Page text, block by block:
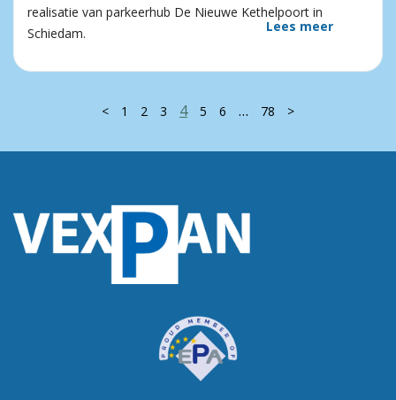
realisatie van parkeerhub De Nieuwe Kethelpoort in
Schiedam.
Lees meer
< 1 2 3 4 5 6 … 78 >